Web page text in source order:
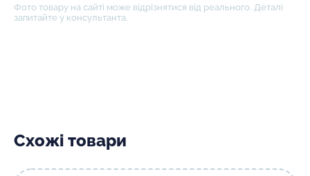
Фото товару на сайті може відрізнятися від реального. Деталі
запитайте у консультанта.
Схожі товари